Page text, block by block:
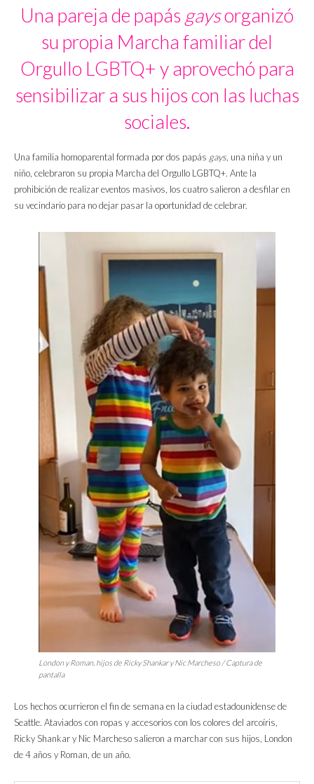
Una pareja de papás gaysorganizó
su propia Marcha familiar del
Orgullo LGBTQ+ y aprovechó para
sensibilizar a sus hijos con las luchas
sociales.
Una familia homoparental formada por dos papás gays, una niña y un
niño, celebraron su propia Marcha del Orgullo LGBTQ+. Ante la
prohibición de realizar eventos masivos, los cuatro salieron a desfilar en
su vecindario para no dejar pasar la oportunidad de celebrar.
London y Roman, hijos de Ricky Shankar y Nic Marcheso / Captura de
pantalla
Los hechos ocurrieron el fin de semana en la ciudad estadounidense de
Seattle. Ataviados con ropas y accesorios con los colores del arcoíris,
Ricky Shankar y Nic Marcheso salieron a marchar con sus hijos, London
de 4 años y Roman, de un año.